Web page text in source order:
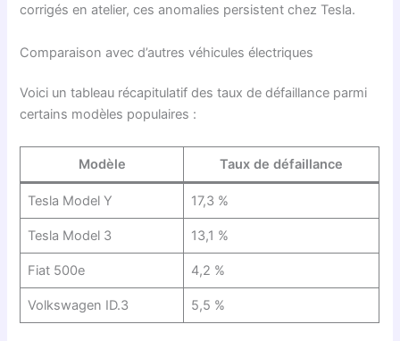
corrigés en atelier, ces anomalies persistent chez Tesla.
Comparaison avec d’autres véhicules électriques
Voici un tableau récapitulatif des taux de défaillance parmi
certains modèles populaires :
Modèle Taux de défaillance
Tesla Model Y 17,3 %
Tesla Model 3 13,1 %
Fiat 500e 4,2 %
Volkswagen ID.3 5,5 %